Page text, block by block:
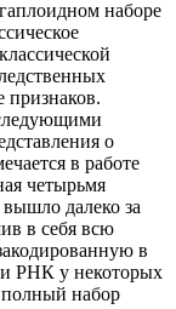
наборе
признаков.
о
в работе
четырьмя
далеко за
в себя всю
в
РНК у некоторых
полный набор